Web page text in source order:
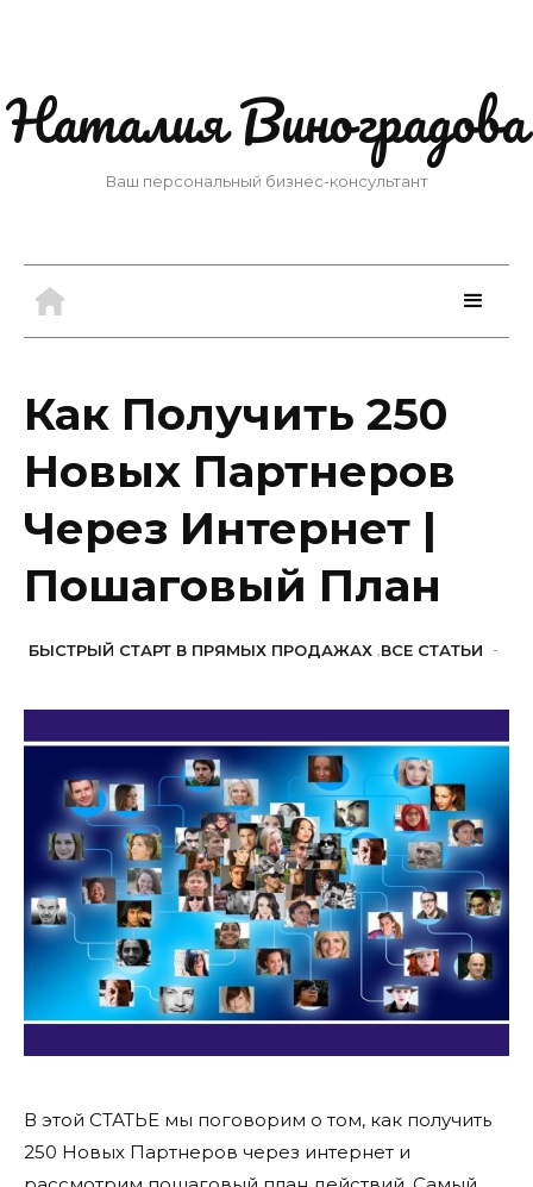
Наталия Виноградова
Ваш персональный бизнес-консультант
Как Получить 250
Новых Партнеров
Через Интернет |
Пошаговый План
БЫСТРЫЙ СТАРТ В ПРЯМЫХ ПРОДАЖАХ ,ВСЕ СТАТЬИ -
В этой СТАТЬЕ мы поговорим о том, как получить
250 Новых Партнеров через интернет и